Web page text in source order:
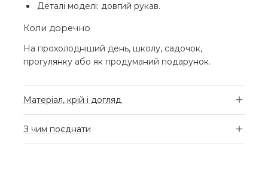
Деталі моделі: довгий рукав.
Коли доречно
На прохолодніший день, школу, садочок,
прогулянку або як продуманий подарунок.
Матеріал, крій і догляд
З чим поєднати